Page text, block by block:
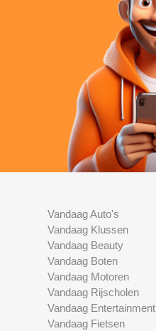
Vandaag Auto's
Vandaag Klussen
Vandaag Beauty
Vandaag Boten
Vandaag Motoren
Vandaag Rijscholen
Vandaag Entertainment
Vandaag Fietsen